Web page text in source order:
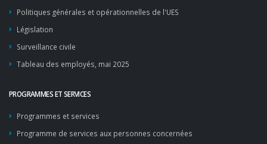
Politiques générales et opérationnelles de l'UES
Législation
Surveillance civile
Tableau des employés, mai 2025
PROGRAMMES ET SERVICES
Programmes et services
Programme de services aux personnes concernées